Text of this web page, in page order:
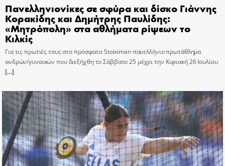
Πανελληνιονίκες σε σφύρα και δίσκο Γιάννης
Κορακίδης και Δημήτρης Παυλίδης:
«Μητρόπολη» στα αθλήματα ρίψεων το
Κιλκίς
Για τις πρωτιές τους στο πρόσφατο Stoiximan πανελλήνιο πρωτάθλημα
ανδρών/γυναικών που διεξήχθη το Σάββατο 25 μέχρι την Κυριακή 26 Ιουλίου
[…]